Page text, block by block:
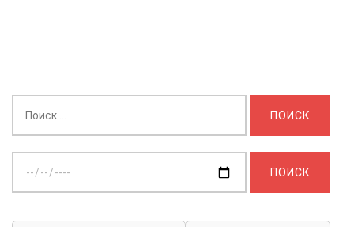
дату: